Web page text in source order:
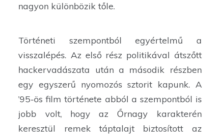
nagyon különbözik tőle.
Történeti szempontból egyértelmű a
visszalépés. Az első rész politikával átszőtt
hackervadászata után a második részben
egy egyszerű nyomozós sztorit kapunk. A
’95-ös film története abból a szempontból is
jobb volt, hogy az Őrnagy karakterén
keresztül remek táptalajt biztosított az